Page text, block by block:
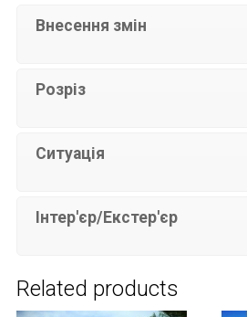
Внесення змін
Розріз
Ситуація
Інтер'єр/Екстер'єр
Related products